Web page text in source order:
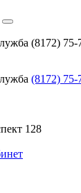
(8172) 75-
(8172) 75-
128